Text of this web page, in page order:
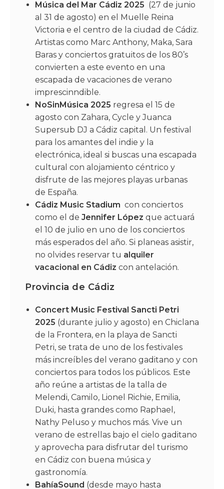
Música del Mar Cádiz 2025 (27 de junio
al 31 de agosto) en el Muelle Reina
Victoria e el centro de la ciudad de Cádiz.
Artistas como Marc Anthony, Maka, Sara
Baras y conciertos gratuitos de los 80’s
convierten a este evento en una
escapada de vacaciones de verano
imprescinndible.
NoSinMúsica 2025 regresa el 15 de
agosto con Zahara, Cycle y Juanca
Supersub DJ a Cádiz capital. Un festival
para los amantes del indie y la
electrónica, ideal si buscas una escapada
cultural con alojamiento céntrico y
disfrute de las mejores playas urbanas
de España.
Cádiz Music Stadium con conciertos
como el de Jennifer López que actuará
el 10 de julio en uno de los conciertos
más esperados del año. Si planeas asistir,
no olvides reservar tu alquiler
vacacional en Cádiz con antelación.
Provincia de Cádiz
Concert Music Festival Sancti Petri
2025 (durante julio y agosto) en Chiclana
de la Frontera, en la playa de Sancti
Petri, se trata de uno de los festivales
más increíbles del verano gaditano y con
conciertos para todos los públicos. Este
año reúne a artistas de la talla de
Melendi, Camilo, Lionel Richie, Emilia,
Duki, hasta grandes como Raphael,
Nathy Peluso y muchos más. Vive un
verano de estrellas bajo el cielo gaditano
y aprovecha para disfrutar del turismo
en Cádiz con buena música y
gastronomía.
BahíaSound (desde mayo hasta